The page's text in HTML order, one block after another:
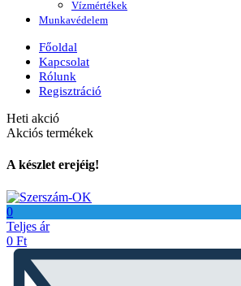
Vízmértékek
Munkavédelem
Főoldal
Kapcsolat
Rólunk
Regisztráció
Heti akció
Akciós termékek
A készlet erejéig!
0
Teljes ár
0 Ft